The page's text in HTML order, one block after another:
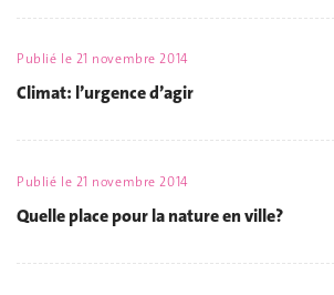
Publié le 21 novembre 2014
Climat: l’urgence d’agir
Publié le 21 novembre 2014
Quelle place pour la nature en ville?